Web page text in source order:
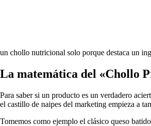
un chollo nutricional solo porque destaca un
La matemática del «Chollo
Para saber si un producto es un verdadero
el castillo de naipes del marketing empieza a
Tomemos como ejemplo el clásico queso